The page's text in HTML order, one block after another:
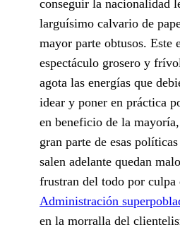
conseguir la nacionalidad
larguísimo calvario de
mayor parte obtusos. Este
espec­táculo grosero y
agota las energías que
idear y poner en práctica
en beneficio de la
gran parte de esas
salen adelante quedan
frustran del todo por culpa
Administración
en la morralla del